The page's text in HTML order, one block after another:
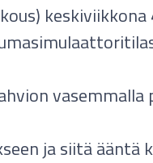
keskiviikkona
ja siitä ääntä